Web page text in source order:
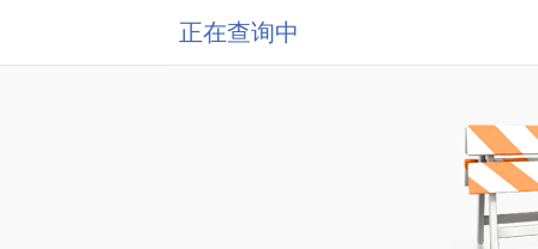
正在查询中